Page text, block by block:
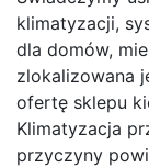
klimatyzacji,
dla domów,
zlokalizowana
ofertę sklepu
Klimatyzacja
przyczyny